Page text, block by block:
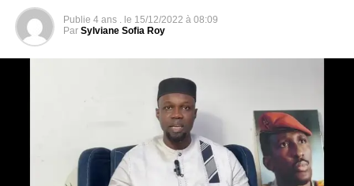
Publie 4 ans . le 15/12/2022 à 08:09
Par Sylviane Sofia Roy